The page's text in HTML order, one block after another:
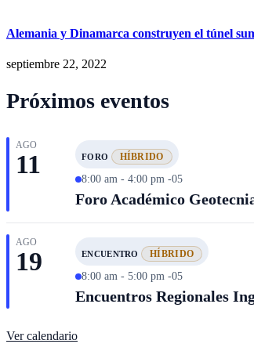
Alemania y Dinamarca construyen el túnel
septiembre 22, 2022
Próximos eventos
AGO
11 FORO HÍBRIDO
8:00 am - 4:00 pm -05
Foro Académico
AGO
19 ENCUENTRO HÍBRIDO
8:00 am - 5:00 pm -05
Encuentros Regionales
Ver calendario